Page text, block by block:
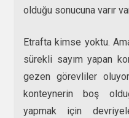
olduğu sonucuna varır
Etrafta kimse yoktu.
sürekli sayım yapan
gezen görevliler
konteynerin boş
yapmak için